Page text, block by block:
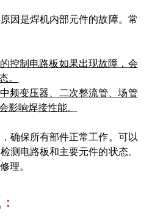
因是焊机内部元件的故障。常
控制电路板如果出现故障，会
。
中频变压器、二次整流管、场管
影响焊接性能。
确保所有部件正常工作。可以
测电路板和主要元件的状态。
理。